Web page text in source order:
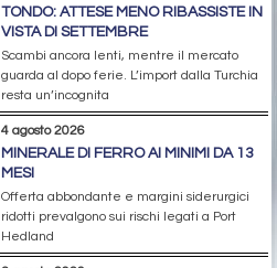
TONDO: ATTESE MENO RIBASSISTE IN
VISTA DI SETTEMBRE
Scambi ancora lenti, mentre il mercato
guarda al dopo ferie. L’import dalla Turchia
resta un’incognita
4 agosto 2026
MINERALE DI FERRO AI MINIMI DA 13
MESI
Offerta abbondante e margini siderurgici
ridotti prevalgono sui rischi legati a Port
Hedland